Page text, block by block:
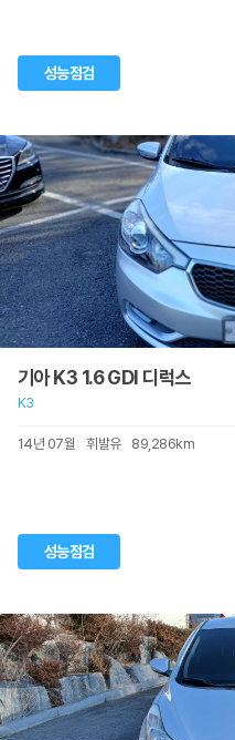
성능점검
기아 K3 1.6 GDI 디럭스
K3
14년 07월 휘발유 89,286km
성능점검